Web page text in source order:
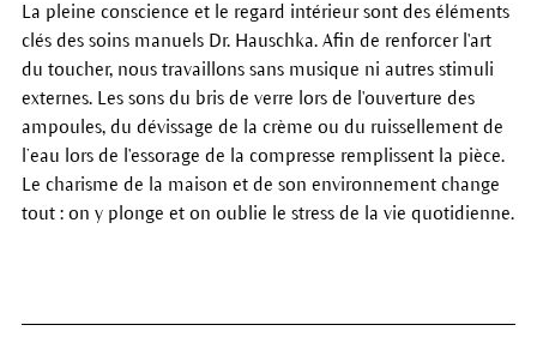
La pleine conscience et le regard intérieur sont des éléments
clés des soins manuels Dr. Hauschka. Afin de renforcer l'art
du toucher, nous travaillons sans musique ni autres stimuli
externes. Les sons du bris de verre lors de l'ouverture des
ampoules, du dévissage de la crème ou du ruissellement de
l’eau lors de l'essorage de la compresse remplissent la pièce.
Le charisme de la maison et de son environnement change
tout : on y plonge et on oublie le stress de la vie quotidienne.